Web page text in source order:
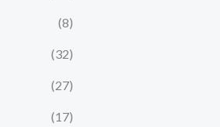
(8)
(32)
(27)
(17)